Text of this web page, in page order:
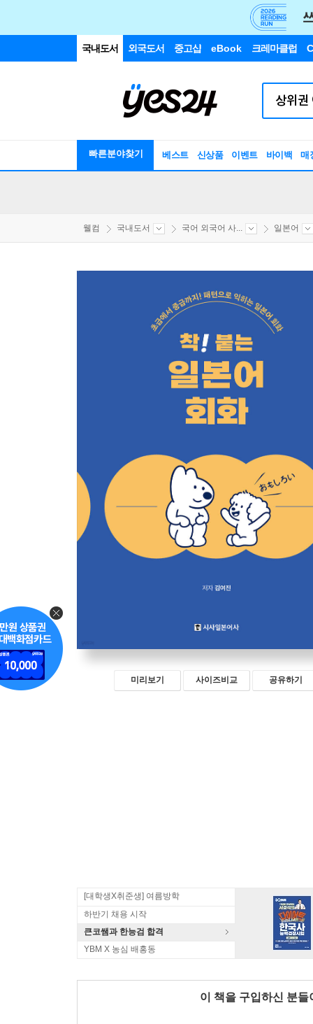
국내도서 외국도서 중고샵 eBook 크레마클럽
빠른분야찾기 베스트 신상품 이벤트 바이백 매
웰컴 국내도서 국어 외국어 사... 일본어
미리보기 사이즈비교 공유하기
[대학생X취준생] 여름방학
하반기 채용 시작
큰코쌤과 한능검 합격
YBM X 농심 배홍동
이 책을 구입하신 분